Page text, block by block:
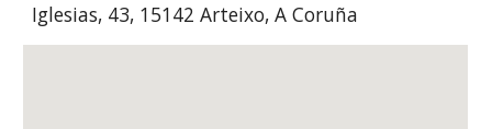
Iglesias, 43, 15142 Arteixo, A Coruña